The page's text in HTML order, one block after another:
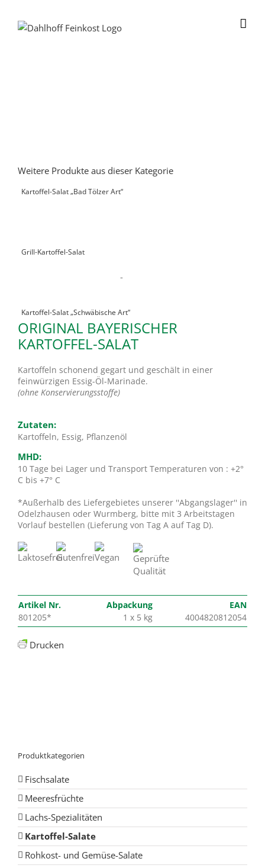
Weitere Produkte aus dieser Kategorie
Kartoffel-Salat „Bad Tölzer Art“
Grill-Kartoffel-Salat
Kartoffel-Salat „Schwäbische Art“
-
ORIGINAL BAYERISCHER
KARTOFFEL-SALAT
Kartoffeln schonend gegart und geschält in einer
feinwürzigen Essig-Öl-Marinade.
(ohne Konservierungsstoffe)
Zutaten:
Kartoffeln, Essig, Pflanzenöl
MHD:
10 Tage bei Lager und Transport Temperaturen von : +2°
C bis +7° C
*Außerhalb des Liefergebietes unserer ''Abgangslager'' in
Odelzhausen oder Wurmberg, bitte mit 3 Arbeitstagen
Vorlauf bestellen (Lieferung von Tag A auf Tag D).
Artikel Nr. Abpackung
EAN
801205*
1 x 5 kg 4004820812054
Drucken
Produktkategorien
Fischsalate
Meeresfrüchte
Lachs-Spezialitäten
Kartoffel-Salate
Rohkost- und Gemüse-Salate